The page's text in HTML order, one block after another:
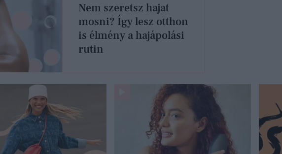
Nem szeretsz hajat
mosni? Így lesz otthon
is élmény a hajápolási
rutin